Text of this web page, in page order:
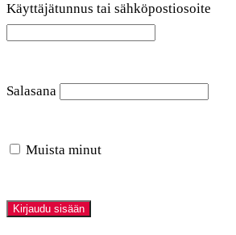
Käyttäjätunnus tai sähköpostiosoite
Salasana
Muista minut